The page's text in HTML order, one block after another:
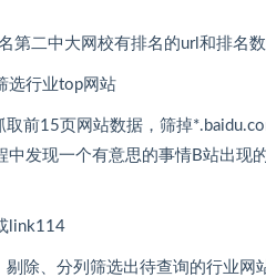
第二中大网校有排名的url和排名
选行业top网站
前15页网站数据，筛掉
中发现一个有意思的事情B站出现
link114
除、分列筛选出待查询的行业网